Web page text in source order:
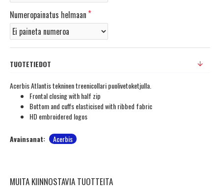
Numeropainatus helmaan
TUOTETIEDOT
Acerbis Atlantis tekninen treenicollari puolivetoketjulla.
Frontal closing with half zip
Bottom and cuffs elasticised with ribbed fabric
HD embroidered logos
Avainsanat: Acerbis
MUITA KIINNOSTAVIA TUOTTEITA